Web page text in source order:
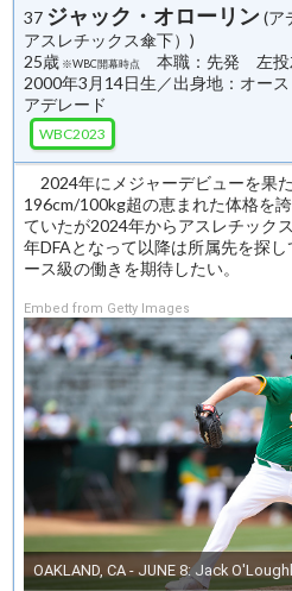
37 ジャック・オローリン(ア
アスレチックス傘下）)
25歳 ※WBC開幕時点
本職：先発 左投
2000年3月14日生／出身地：オー
アデレード
WBC2023
2024年にメジャーデビューを果
196cm/100kg超の恵まれた体格を
ていたが2024年からアスレチック
年DFAとなって以降は所属先を探
ース級の働きを期待したい。
Embed from Getty Images